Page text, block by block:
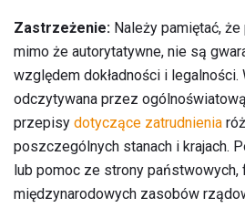
Zastrzeżenie: Należy pamiętać,
mimo że autorytatywne, nie są
względem dokładności i legalności.
odczytywana przez
przepisy dotyczące zatrudnienia
poszczególnych stanach i krajach.
lub pomoc ze strony państwowych,
międzynarodowych zasobów